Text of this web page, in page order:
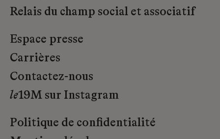
Relais du champ social et associatif
Espace presse
Carrières
Contactez-nous
le19M sur Instagram
Politique de confidentialité